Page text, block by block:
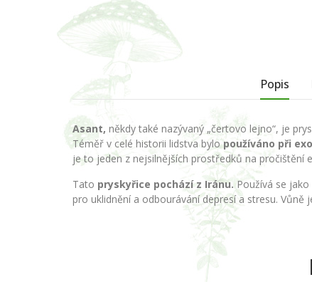
Popis
Asant, někdy také nazývaný „čertovo lejno“, je
Téměř v celé historii lidstva bylopoužíváno při
je to jeden z nejsilnějších prostředků na pročištění
Tato pryskyřice pochází z Iránu. Používá se
pro uklidnění a odbourávání depresí a stresu. Vůně